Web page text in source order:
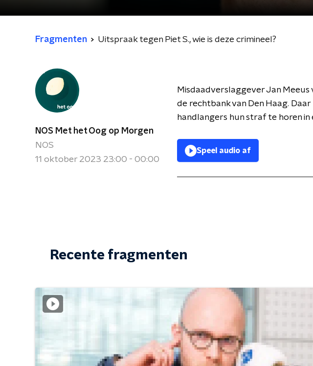
Fragmenten Uitspraak tegen Piet S., wie is deze crimineel?
NOS Met het Oog op Morgen
NOS
11 oktober 2023 23:00 - 00:00
Misdaadverslaggever Jan
de rechtbank van Den Haag. Daar
handlangers hun straf te horen
Speel audio af
Recente fragmenten